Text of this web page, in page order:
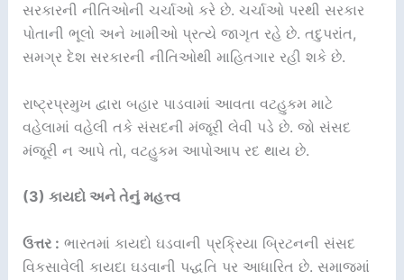
સરકારની નીતિઓની ચર્ચાઓ કરે છે. ચર્ચાઓ પરથી સરકાર
પોતાની ભૂલો અને ખામીઓ પ્રત્યે જાગૃત રહે છે. તદુપરાંત,
સમગ્ર દેશ સરકારની નીતિઓથી માહિતગાર રહી શકે છે.
રાષ્ટ્રપ્રમુખ દ્વારા બહાર પાડવામાં આવતા વટહુકમ માટે
વહેલામાં વહેલી તકે સંસદની મંજૂરી લેવી પડે છે. જો સંસદ
મંજૂરી ન આપે તો, વટહુકમ આપોઆપ રદ થાય છે.
(3) કાયદો અને તેનું મહત્ત્વ
ઉત્તર : ભારતમાં કાયદો ઘડવાની પ્રક્રિયા બ્રિટનની સંસદ
વિકસાવેલી કાયદા ઘડવાની પદ્ધતિ પર આધારિત છે. સમાજમાં